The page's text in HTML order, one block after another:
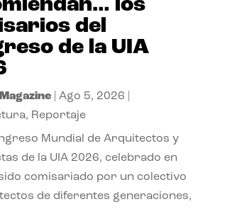
los
del
de la UIA
|Ago 5, 2026
, Reportaje
Mundial de Arquitectos y
de la UIA 2026, celebrado en
comisariado por un colectivo
de diferentes generaciones,